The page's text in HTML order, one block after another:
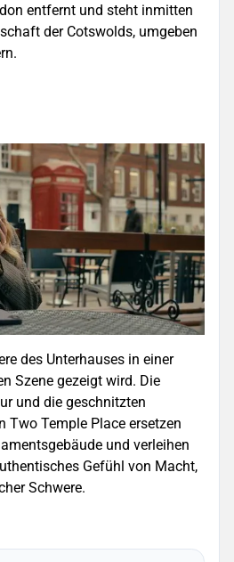
entfernt und steht inmitten
der Cotswolds, umgeben
des Unterhauses in einer
Szene gezeigt wird. Die
und die geschnitzten
Two Temple Place ersetzen
und verleihen
Gefühl von Macht,
Schwere.